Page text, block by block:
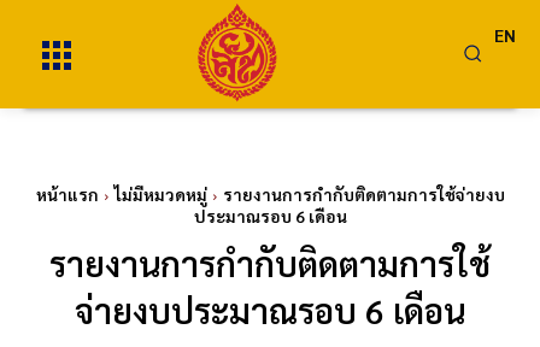
EN
หน้าแรก ไม่มีหมวดหมู่
รายงานการกำกับติดตามการใช้จ่ายงบ
ประมาณรอบ 6 เดือน
รายงานการกำกับติดตามการใช้
จ่ายงบประมาณรอบ 6 เดือน